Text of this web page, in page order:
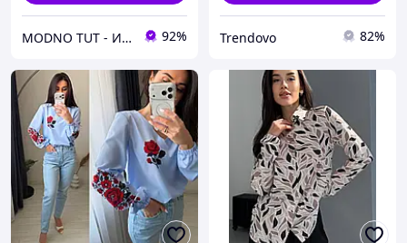
MODNO TUT - Интернет магазин женской одежды, товаров для детей 92% Trendovo 82%